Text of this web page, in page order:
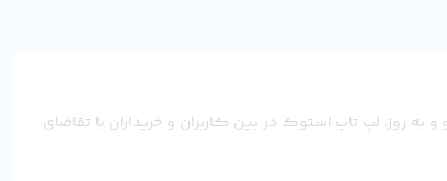
روز، لپ تاپ استوک در بین کاربران و خریداران با تقاضای